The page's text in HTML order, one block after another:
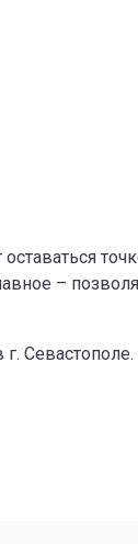
–
Севастополе.